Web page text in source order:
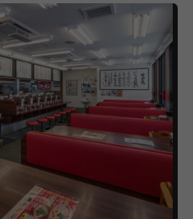
規出店を続けてこれたの
があったからです。そんな
社員のみなさんがより活躍
るためにも、全国700店舗
年続く外食企業を目指し
緒に作ってくれる方とお会
ています。